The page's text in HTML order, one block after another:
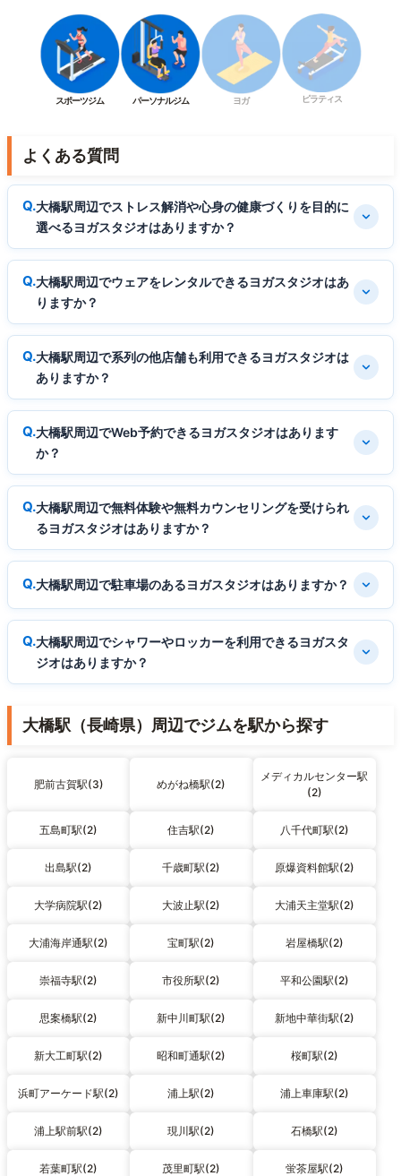
スポーツジム パーソナルジム ヨガ ピラティス
よくある質問
大橋駅周辺でストレス解消や心身の健康づくりを目的に
選べるヨガスタジオはありますか？
大橋駅周辺でウェアをレンタルできるヨガスタジオはあ
りますか？
大橋駅周辺で系列の他店舗も利用できるヨガスタジオは
ありますか？
大橋駅周辺でWeb予約できるヨガスタジオはあります
か？
大橋駅周辺で無料体験や無料カウンセリングを受けられ
るヨガスタジオはありますか？
大橋駅周辺で駐車場のあるヨガスタジオはありますか？
大橋駅周辺でシャワーやロッカーを利用できるヨガスタ
ジオはありますか？
大橋駅（長崎県）周辺でジムを駅から探す
肥前古賀駅(3) めがね橋駅(2)
メディカルセンター駅
(2)
五島町駅(2) 住吉駅(2) 八千代町駅(2)
出島駅(2) 千歳町駅(2) 原爆資料館駅(2)
大学病院駅(2) 大波止駅(2) 大浦天主堂駅(2)
大浦海岸通駅(2) 宝町駅(2) 岩屋橋駅(2)
崇福寺駅(2) 市役所駅(2) 平和公園駅(2)
思案橋駅(2) 新中川町駅(2) 新地中華街駅(2)
新大工町駅(2) 昭和町通駅(2) 桜町駅(2)
浜町アーケード駅(2) 浦上駅(2) 浦上車庫駅(2)
浦上駅前駅(2) 現川駅(2) 石橋駅(2)
若葉町駅(2) 茂里町駅(2) 蛍茶屋駅(2)